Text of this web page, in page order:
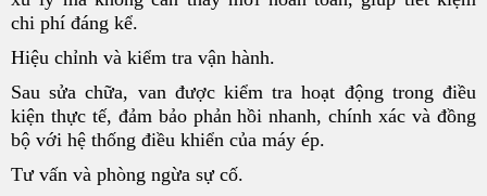
chi phí đáng kể.
Hiệu chỉnh và kiểm tra vận hành.
Sau sửa chữa, van được kiểm tra hoạt động trong điều
kiện thực tế, đảm bảo phản hồi nhanh, chính xác và đồng
bộ với hệ thống điều khiển của máy ép.
Tư vấn và phòng ngừa sự cố.